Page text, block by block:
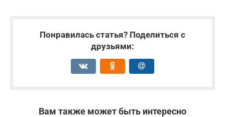
Понравилась статья? Поделиться с
друзьями:
Вам также может быть интересно